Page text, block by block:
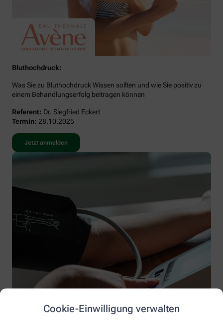
Cookie-Einwilligung verwalten
Bluthochdruck:
Was Sie zu Bluthochdruck Wissen sollten und wie Sie positiv zu
einem Behandlungserfolg beitragen können
Referent: Dr. Siegfried Eckert
Termin: 28.10.2025
Jetzt anmelden